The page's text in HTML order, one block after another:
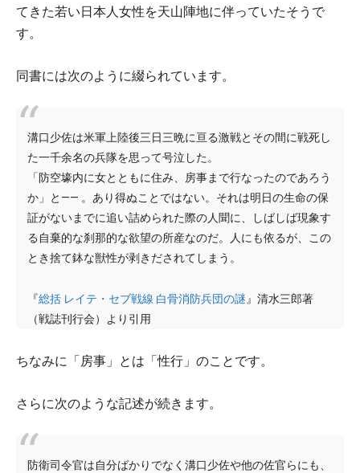
てきた若い日本人女性を天山陣地に伴っていたそうで
す。
同書には次のように綴られています。
溝口少佐は米軍上陸後三日三晩に亘る激戦とその間に戦死し
た一千余名の兵隊を思って号泣した。
「防空壕内に女とともに住み、房事まで行なったのであろう
か」と―― 。あり得ぬことではない。それは明日の生命の保
証がないまでに追い詰められた際の人聞に、しばしば現象す
る自棄的な刹那的な欲望の所産なのだ。人にも依るが、この
とき捨て鉢な獣性が剥きだされてしまう。
『総括 レイテ・セブ戦線 白骨消防兵団の謎』清水三郎著
（戦誌刊行会）より引用
ちなみに「房事」とは「性行」のことです。
さらに次のような記述が続きます。
防衛司令官は自分ばかりでなく溝口少佐や他の佐官らにも、